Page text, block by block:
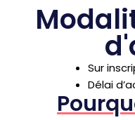
Sur
Délai